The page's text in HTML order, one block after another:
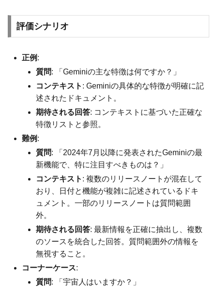
評価シナリオ
正例 :
質問: 「Geminiの主な特徴は何ですか？」
コンテキスト : Geminiの具体的な特徴が明確に記
述されたドキュメント。
期待される回答: コンテキストに基づいた正確な
特徴リストと参照。
難例 :
質問: 「2024年7月以降に発表されたGeminiの最
新機能で、特に注目すべきものは？」
コンテキスト : 複数のリリースノートが混在して
おり、日付と機能が複雑に記述されているドキ
ュメント。一部のリリースノートは質問範囲
外。
期待される回答: 最新情報を正確に抽出し、複数
のソースを統合した回答。質問範囲外の情報を
無視すること。
コーナーケース:
質問: 「宇宙人はいますか？」